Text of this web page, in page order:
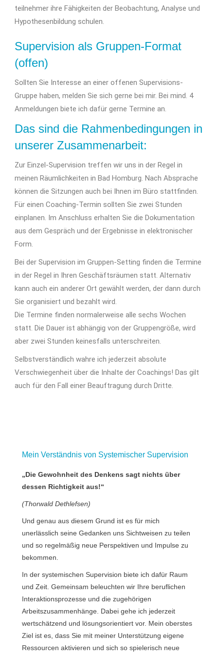
teilnehmer ihre Fähigkeiten der Beobachtung, Analyse und
Hypothesenbildung schulen.
Supervision als Gruppen-Format
(offen)
Sollten Sie Interesse an einer offenen Supervisions-
Gruppe haben, melden Sie sich gerne bei mir. Bei mind. 4
Anmeldungen biete ich dafür gerne Termine an.
Das sind die Rahmenbedingungen in
unserer Zusammenarbeit:
Zur Einzel-Supervision treffen wir uns in der Regel in
meinen Räumlichkeiten in Bad Homburg. Nach Absprache
können die Sitzungen auch bei Ihnen im Büro stattfinden.
Für einen Coaching-Termin sollten Sie zwei Stunden
einplanen. Im Anschluss erhalten Sie die Dokumentation
aus dem Gespräch und der Ergebnisse in elektronischer
Form.
Bei der Supervision im Gruppen-Setting finden die Termine
in der Regel in Ihren Geschäftsräumen statt. Alternativ
kann auch ein anderer Ort gewählt werden, der dann durch
Sie organisiert und bezahlt wird.
Die Termine finden normalerweise alle sechs Wochen
statt. Die Dauer ist abhängig von der Gruppengröße, wird
aber zwei Stunden keinesfalls unterschreiten.
Selbstverständlich wahre ich jederzeit absolute
Verschwiegenheit über die Inhalte der Coachings! Das gilt
auch für den Fall einer Beauftragung durch Dritte.
Mein Verständnis von Systemischer Supervision
„Die Gewohnheit des Denkens sagt nichts über
dessen Richtigkeit aus!“
(Thorwald Dethlefsen)
Und genau aus diesem Grund ist es für mich
unerlässlich seine Gedanken uns Sichtweisen zu teilen
und so regelmäßig neue Perspektiven und Impulse zu
bekommen.
In der systemischen Supervision biete ich dafür Raum
und Zeit. Gemeinsam beleuchten wir Ihre beruflichen
Interaktionsprozesse und die zugehörigen
Arbeitszusammenhänge. Dabei gehe ich jederzeit
wertschätzend und lösungsorientiert vor. Mein oberstes
Ziel ist es, dass Sie mit meiner Unterstützung eigene
Ressourcen aktivieren und sich so spielerisch neue